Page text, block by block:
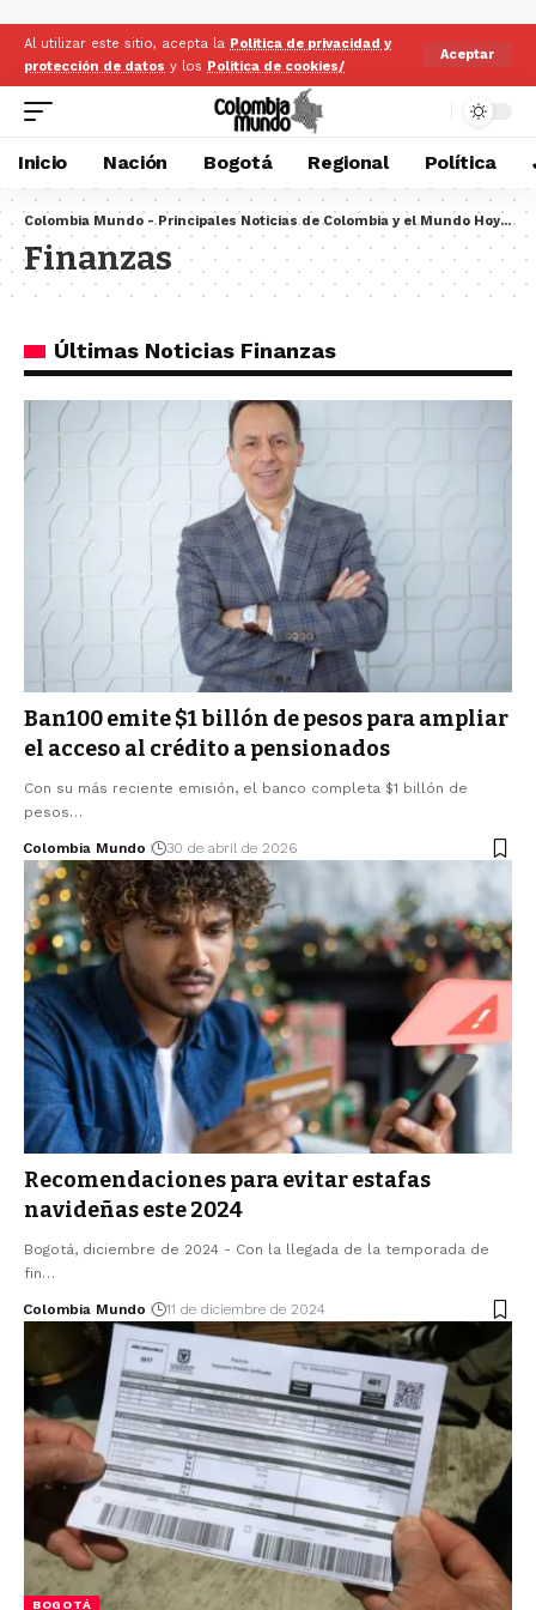
Al utilizar este sitio, acepta la Politica de privacidad y
protección de datos y los Politica de cookies/
Aceptar
Inicio Nación Bogotá Regional Política
Colombia Mundo - Principales Noticias de Colombia y el Mundo Hoy
>
Finanzas
Últimas Noticias Finanzas
Ban100 emite $1 billón de pesos para ampliar
el acceso al crédito a pensionados
Con su más reciente emisión, el banco completa $1 billón de
pesos…
Colombia Mundo 30 de abril de 2026
Recomendaciones para evitar estafas
navideñas este 2024
Bogotá, diciembre de 2024 - Con la llegada de la temporada de
fin…
Colombia Mundo 11 de diciembre de 2024
BOGOTÁ